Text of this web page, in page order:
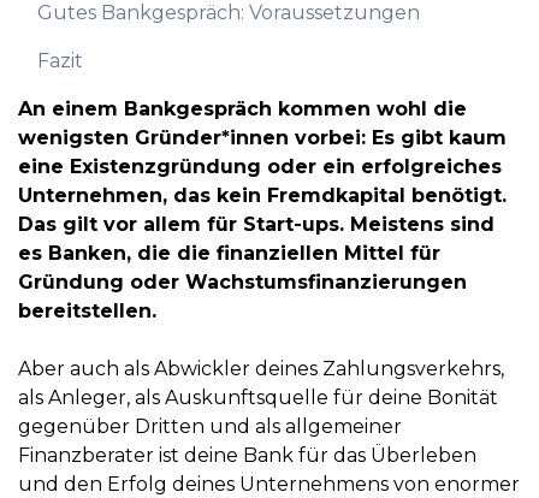
Gutes Bankgespräch: Voraussetzungen
Fazit
An einem Bankgespräch kommen wohl die
wenigsten Gründer*innen vorbei: Es gibt kaum
eine Existenzgründung oder ein erfolgreiches
Unternehmen, das kein Fremdkapital benötigt.
Das gilt vor allem für Start-ups. Meistens sind
es Banken, die die finanziellen Mittel für
Gründung oder Wachstumsfinanzierungen
bereitstellen.
Aber auch als Abwickler deines Zahlungsverkehrs,
als Anleger, als Auskunftsquelle für deine Bonität
gegenüber Dritten und als allgemeiner
Finanzberater ist deine Bank für das Überleben
und den Erfolg deines Unternehmens von enormer